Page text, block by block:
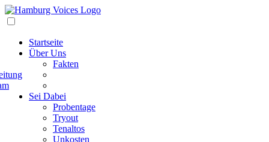
Startseite
Über Uns
Fakten
Sei Dabei
Probentage
Tryout
Tenaltos
Unkosten